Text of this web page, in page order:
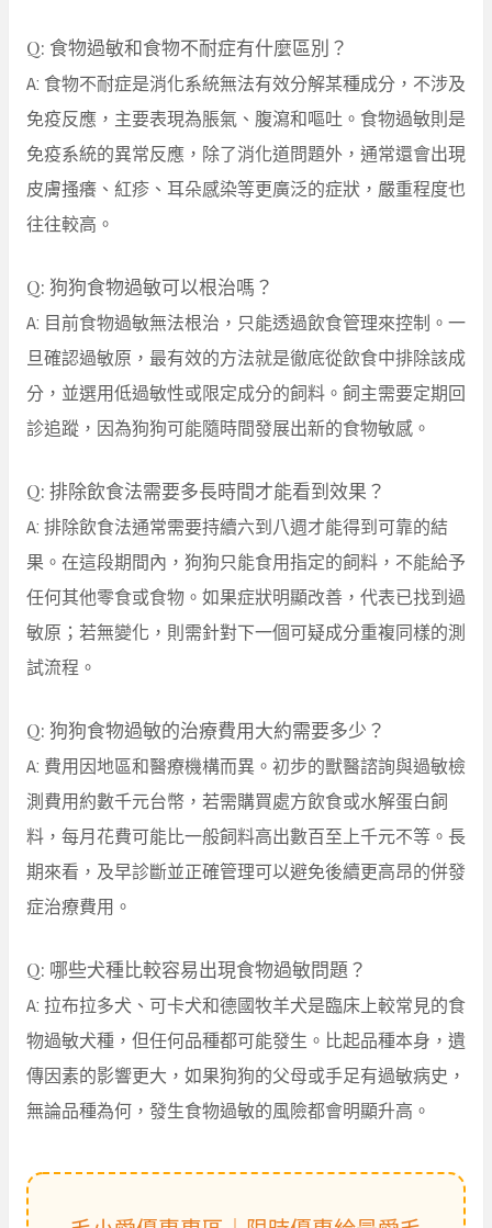
Q: 食物過敏和食物不耐症有什麼區別？
A: 食物不耐症是消化系統無法有效分解某種成分，不涉及
免疫反應，主要表現為脹氣、腹瀉和嘔吐。食物過敏則是
免疫系統的異常反應，除了消化道問題外，通常還會出現
皮膚搔癢、紅疹、耳朵感染等更廣泛的症狀，嚴重程度也
往往較高。
Q: 狗狗食物過敏可以根治嗎？
A: 目前食物過敏無法根治，只能透過飲食管理來控制。一
旦確認過敏原，最有效的方法就是徹底從飲食中排除該成
分，並選用低過敏性或限定成分的飼料。飼主需要定期回
診追蹤，因為狗狗可能隨時間發展出新的食物敏感。
Q: 排除飲食法需要多長時間才能看到效果？
A: 排除飲食法通常需要持續六到八週才能得到可靠的結
果。在這段期間內，狗狗只能食用指定的飼料，不能給予
任何其他零食或食物。如果症狀明顯改善，代表已找到過
敏原；若無變化，則需針對下一個可疑成分重複同樣的測
試流程。
Q: 狗狗食物過敏的治療費用大約需要多少？
A: 費用因地區和醫療機構而異。初步的獸醫諮詢與過敏檢
測費用約數千元台幣，若需購買處方飲食或水解蛋白飼
料，每月花費可能比一般飼料高出數百至上千元不等。長
期來看，及早診斷並正確管理可以避免後續更高昂的併發
症治療費用。
Q: 哪些犬種比較容易出現食物過敏問題？
A: 拉布拉多犬、可卡犬和德國牧羊犬是臨床上較常見的食
物過敏犬種，但任何品種都可能發生。比起品種本身，遺
傳因素的影響更大，如果狗狗的父母或手足有過敏病史，
無論品種為何，發生食物過敏的風險都會明顯升高。